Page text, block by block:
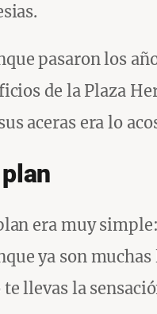
pasaron los
de la Plaza
aceras era lo
era muy
ya son
te llevas la